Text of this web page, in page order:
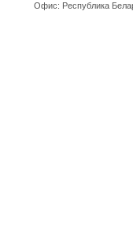
Офис: Республика